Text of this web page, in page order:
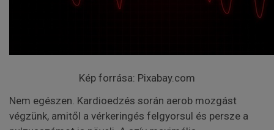
Kép forrása: Pixabay.com
Nem egészen. Kardioedzés során aerob mozgást
végzünk, amitől a vérkeringés felgyorsul és persze a